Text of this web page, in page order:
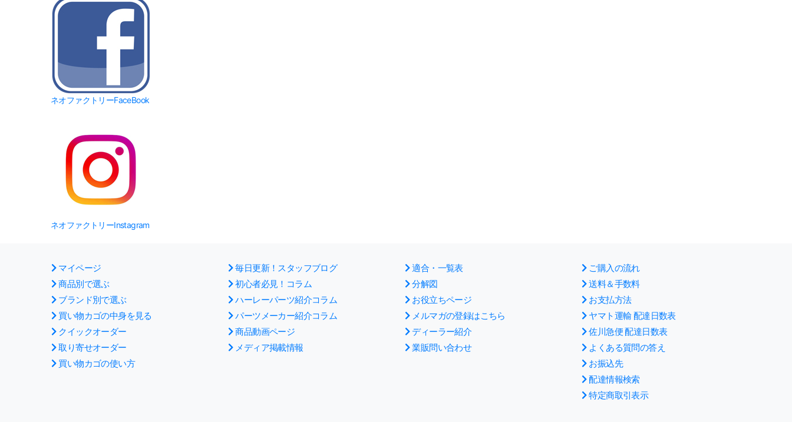
ネオファクトリーFaceBook
ネオファクトリーInstagram
マイページ
商品別で選ぶ
ブランド別で選ぶ
買い物カゴの中身を見る
クイックオーダー
取り寄せオーダー
買い物カゴの使い方
毎日更新！スタッフブログ
初心者必見！コラム
ハーレーパーツ紹介コラム
パーツメーカー紹介コラム
商品動画ページ
メディア掲載情報
適合・一覧表
分解図
お役立ちページ
メルマガの登録はこちら
ディーラー紹介
業販問い合わせ
ご購入の流れ
送料＆手数料
お支払方法
ヤマト運輸 配達日数表
佐川急便 配達日数表
よくある質問の答え
お振込先
配達情報検索
特定商取引表示